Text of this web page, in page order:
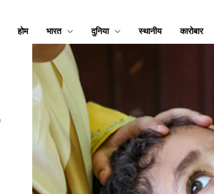
होम भारत दुनिया स्थानीय कारोबार